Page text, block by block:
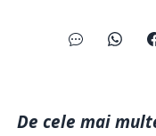
De cele mai